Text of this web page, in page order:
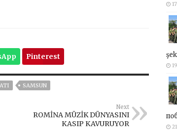
Pinterest
SAMSUN
Next
ROMİNA MÜZİK DÜNYASINI
KASIP KAVURUYOR